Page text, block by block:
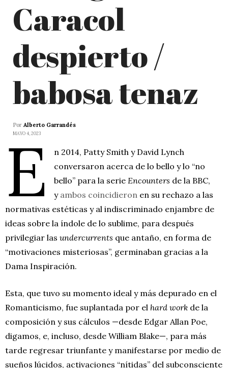
Caracol
despierto /
babosa tenaz
Por Alberto Garrandés
MAYO 4, 2023
E
n 2014, Patty Smith y David Lynch
conversaron acerca de lo bello y lo “no
bello” para la serie Encounters de la BBC,
y ambos coincidieron en su rechazo a las
normativas estéticas y al indiscriminado enjambre de
ideas sobre la índole de lo sublime, para después
privilegiar las undercurrents que antaño, en forma de
“motivaciones misteriosas”, germinaban gracias a la
Dama Inspiración.
Esta, que tuvo su momento ideal y más depurado en el
Romanticismo, fue suplantada por el hard work de la
composición y sus cálculos —desde Edgar Allan Poe,
digamos, e, incluso, desde William Blake—, para más
tarde regresar triunfante y manifestarse por medio de
sueños lúcidos, activaciones “nítidas” del subconsciente